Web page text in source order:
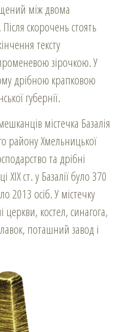
між двома
скорочень стоять
тексту
зірочкою. У
дрібною крапковою
губернії.
містечка Базалія
району Хмельницької
та дрібні
ст. у Базалії було 370
2013 осіб. У містечку
церкви, костел, синагога,
поташний завод і